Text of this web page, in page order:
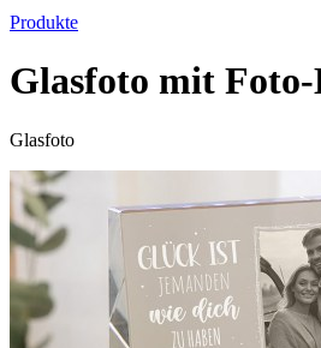
Produkte
Glasfoto mit
Glasfoto